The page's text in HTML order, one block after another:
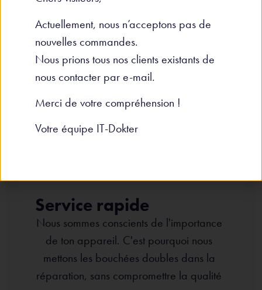
pour les réparations afin de garantir la
longévité et les performances de votre
appareil
Service rapide
Nous sommes conscients de l'importance
de ton appareil. C'est pourquoi nous
mettons les bouchées doubles dans la
réparation, sans compromettre la qualité
Actuellement, nous n’acceptons pas de
nouvelles commandes.
Nous prions tous nos clients existants de
nous contacter par e-mail.
Merci de votre compréhension !
Votre équipe IT-Dokter